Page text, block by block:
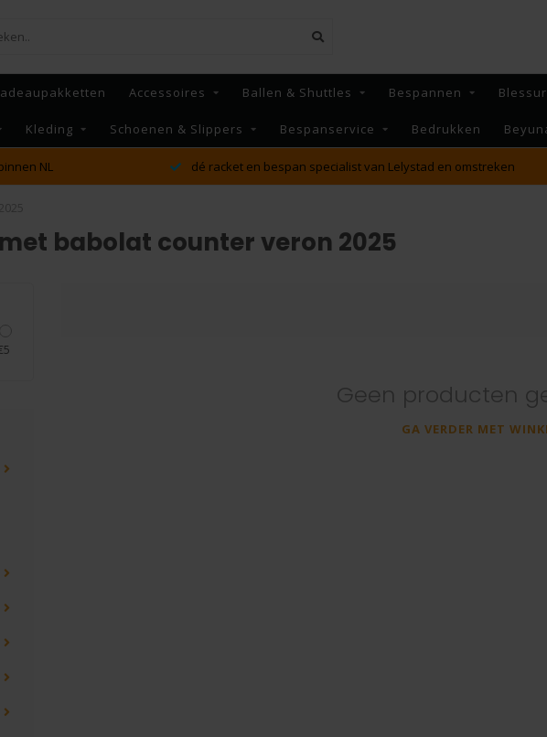
Accessoires Ballen & Shuttles Bespannen
Kleding Schoenen & Slippers Bespanservice Bedrukken
NL dé racket en bespan specialist van Lelystad en omstreken
babolat counter veron 2025
5
Geen producten
GA VERDER MET